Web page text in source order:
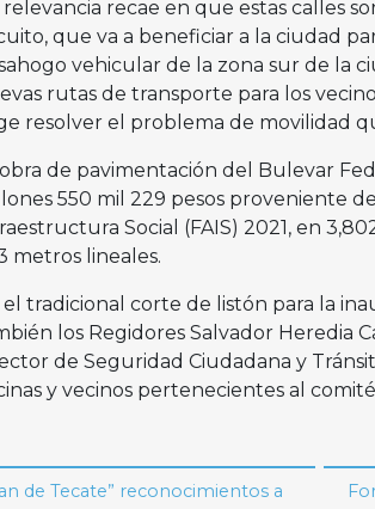
relevancia recae en que estas calles
que va a beneficiar a la ciudad
vehicular de la zona sur de la
rutas de transporte para los
resolver el problema de movilidad
obra de pavimentación del Bulevar
550 mil 229 pesos proveniente
Social (FAIS) 2021, en
metros lineales.
el tradicional corte de listón para la
los Regidores Salvador Heredia
de Seguridad Ciudadana y
y vecinos pertenecientes al
de Tecate” reconocimientos a